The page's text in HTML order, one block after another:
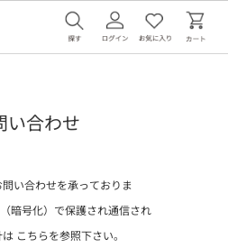
い合わせ
い合わせを承っておりま
暗号化）で保護され通信され
は こちらを参照下さい。